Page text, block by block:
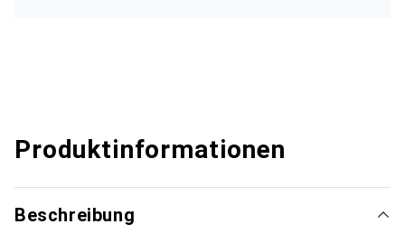
Produktinformationen
Beschreibung